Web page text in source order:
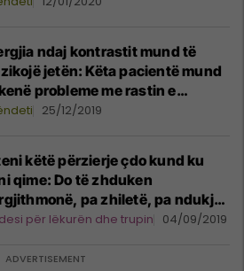
ndaj kontrastit mund të
jetën: Këta pacientë mund
probleme me rastin e
në rëntgen, skaner apo
25/12/2019
këtë përzierje çdo kund ku
qime: Do të zhduken
pa zhiletë, pa ndukje
pa dhembje!
për lëkurën dhe trupin 04/09/2019